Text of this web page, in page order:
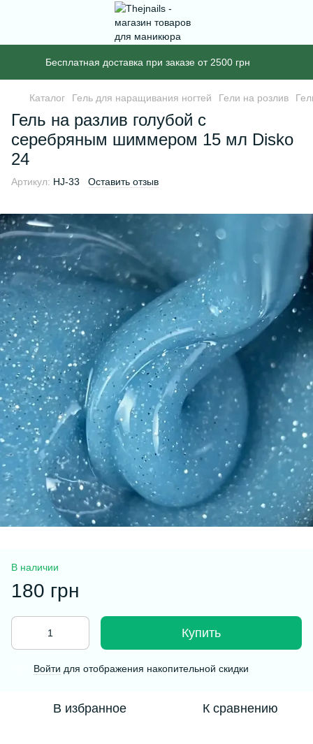
Бесплатная доставка при заказе от 2500 грн
Каталог Гель для наращивания ногтей Гели на розлив
Гель на разлив голубой с
серебряным шиммером 15 мл Disko
24
Артикул: HJ-33 Оставить отзыв
В наличии
180 грн
Купить
Войти для отображения накопительной скидки
В избранное К сравнению